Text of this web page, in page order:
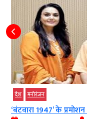
देश मनोरंजन
‘बंटवारा 1947’ के